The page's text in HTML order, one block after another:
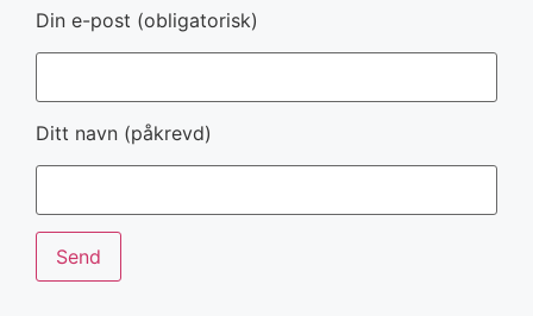
Din e-post (obligatorisk)
Ditt navn (påkrevd)